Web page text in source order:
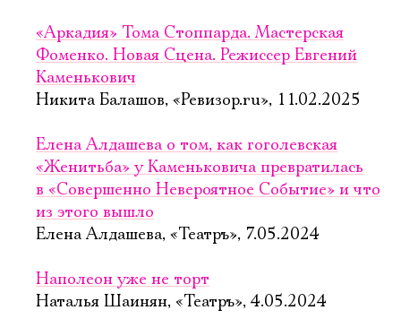
«Аркадия» Тома Стоппарда. Мастерская
Фоменко. Новая Сцена. Режиссер Евгений
Каменькович
Никита Балашов, «Ревизор.ru», 11.02.2025
Елена Алдашева о том, как гоголевская
«Женитьба» у Каменьковича превратилась
в «Совершенно Невероятное Событие» и что
из этого вышло
Елена Алдашева, «Театръ», 7.05.2024
Наполеон уже не торт
Наталья Шаинян, «Театръ», 4.05.2024